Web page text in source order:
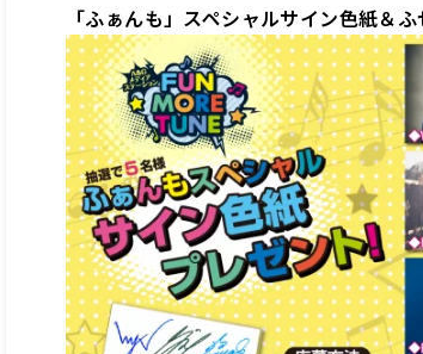
「ふぁんも」スペシャルサイン色紙＆